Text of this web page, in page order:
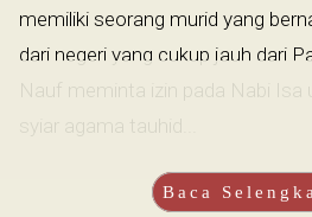
memiliki seorang murid yang
dari negeri yang cukup jauh dari
Nauf meminta izin pada Nabi Isa
syiar agama tauhid...
Baca